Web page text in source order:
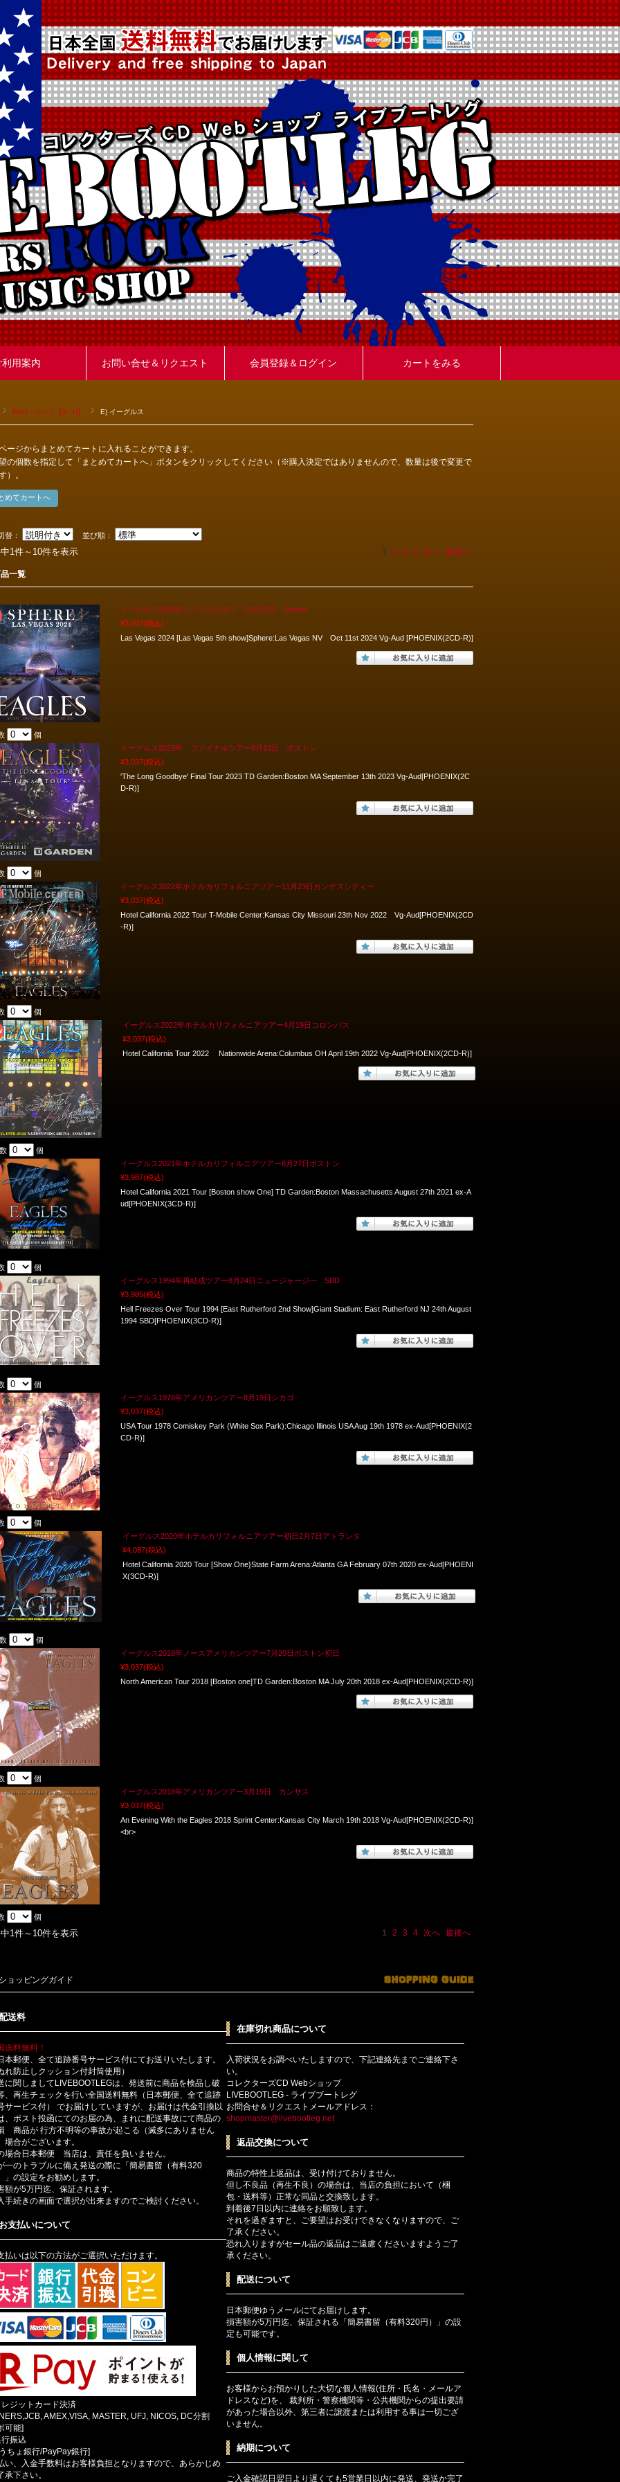
利用案内 お問い合せ＆リクエスト 会員登録＆ログイン カートをみる
Rock - ロック【A - H】 E) イーグルス
ージからまとめてカートに入れることができます。
の個数を指定して「まとめてカートへ」ボタンをクリックしてください（※購入決定ではありませんので、数量は後で変更で
）。
替： 並び順：
1件～10件を表示 1 2 3 4 次へ 最後へ
一覧
イーグルス2024年インラスベガス 10月11日 Sphere
¥3,037(税込)
Las Vegas 2024 [Las Vegas 5th show]Sphere:Las Vegas NV Oct 11st 2024 Vg-Aud [PHOENIX(2CD-R)]
個
イーグルス2023年 ファイナルツアー9月13日 ボストン
¥3,037(税込)
'The Long Goodbye' Final Tour 2023 TD Garden:Boston MA September 13th 2023 Vg-Aud[PHOENIX(2C
D-R)]
個
イーグルス2022年ホテルカリフォルニアツアー11月23日カンザスシティー
¥3,037(税込)
Hotel California 2022 Tour T-Mobile Center:Kansas City Missouri 23th Nov 2022 Vg-Aud[PHOENIX(2CD
-R)]
個
イーグルス2022年ホテルカリフォルニアツアー4月19日コロンバス
¥3,037(税込)
Hotel California Tour 2022 Nationwide Arena:Columbus OH April 19th 2022 Vg-Aud[PHOENIX(2CD-R)]
個
イーグルス2021年ホテルカリフォルニアツアー8月27日ボストン
¥3,987(税込)
Hotel California 2021 Tour [Boston show One] TD Garden:Boston Massachusetts August 27th 2021 ex-A
ud[PHOENIX(3CD-R)]
個
イーグルス1994年再結成ツアー8月24日ニュージャージ― SBD
¥3,985(税込)
Hell Freezes Over Tour 1994 [East Rutherford 2nd Show]Giant Stadium: East Rutherford NJ 24th August
1994 SBD[PHOENIX(3CD-R)]
個
イーグルス1978年アメリカンツアー8月19日シカゴ
¥3,037(税込)
USA Tour 1978 Comiskey Park (White Sox Park):Chicago Illinois USA Aug 19th 1978 ex-Aud[PHOENIX(2
CD-R)]
個
イーグルス2020年ホテルカリフォルニアツアー初日2月7日アトランタ
¥4,087(税込)
Hotel California 2020 Tour [Show One}State Farm Arena:Atlanta GA February 07th 2020 ex-Aud[PHOENI
X(3CD-R)]
個
イーグルス2018年ノースアメリカンツアー7月20日ボストン初日
¥3,037(税込)
North American Tour 2018 [Boston one]TD Garden:Boston MA July 20th 2018 ex-Aud[PHOENIX(2CD-R)]
個
イーグルス2018年アメリカンツアー3月19日 カンサス
¥3,037(税込)
An Evening With the Eagles 2018 Sprint Center:Kansas City March 19th 2018 Vg-Aud[PHOENIX(2CD-R)]
<br>
個
1件～10件を表示 1 2 3 4 次へ 最後へ
ョッピングガイド
送料
送料無料！
本郵便、全て追跡番号サービス付にてお送りいたします。
れ防止しクッション付封筒使用）
に関しましてLIVEBOOTLEGは、発送前に商品を検品し破
、再生チェックを行い全国送料無料（日本郵便、全て追跡
サービス付） でお届けしていますが、お届けは代金引換以
、ポスト投函にてのお届の為、まれに配送事故にて商品の
商品が 行方不明等の事故が起こる（滅多にありません
場合がございます。
場合日本郵便 当店は、責任を負いません。
一のトラブルに備え発送の際に「簡易書留（有料320
」の設定をお勧めします。
額が5万円迄、保証されます。
手続きの画面で選択が出来ますのでご検討ください。
支払いについて
払いは以下の方法がご選択いただけます。
ジットカード決済
AMEX,VISA, MASTER, UFJ, NICOS, DC分割
可能]
振込
ちょ銀行/PayPay銀行]
い、入金手数料はお客様負担となりますので、あらかじめ
承下さい。
在庫切れ商品について
入荷状況をお調べいたしますので、下記連絡先までご連絡下さ
い。
コレクターズCD Webショップ
LIVEBOOTLEG - ライブブートレグ
お問合せ＆リクエストメールアドレス：
shopmaster@livebootleg.net
返品交換について
商品の特性上返品は、受け付けておりません。
但し不良品（再生不良）の場合は、当店の負担において（梱
包・送料等）正常な同品と交換致します。
到着後7日以内に連絡をお願致します。
それを過ぎますと、ご要望はお受けできなくなりますので、ご
了承ください。
恐れ入りますがセール品の返品はご遠慮くださいますようご了
承ください。
配送について
日本郵便ゆうメールにてお届けします。
損害額が5万円迄、保証される「簡易書留（有料320円）」の設
定も可能です。
個人情報に関して
お客様からお預かりした大切な個人情報(住所・氏名・メールア
ドレスなど)を、 裁判所・警察機関等・公共機関からの提出要請
があった場合以外、第三者に譲渡または利用する事は一切ござ
いません。
納期について
ご入金確認日翌日より遅くても5営業日以内に発送、発送か完了